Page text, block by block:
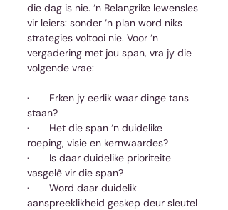
die dag is nie. ‘n Belangrike lewensles
vir leiers: sonder ‘n plan word niks
strategies voltooi nie. Voor ‘n
vergadering met jou span, vra jy die
volgende vrae:
·       Erken jy eerlik waar dinge tans
staan?
·       Het die span ‘n duidelike
roeping, visie en kernwaardes?
·       Is daar duidelike prioriteite
vasgelê vir die span?
·       Word daar duidelik
aanspreeklikheid geskep deur sleutel